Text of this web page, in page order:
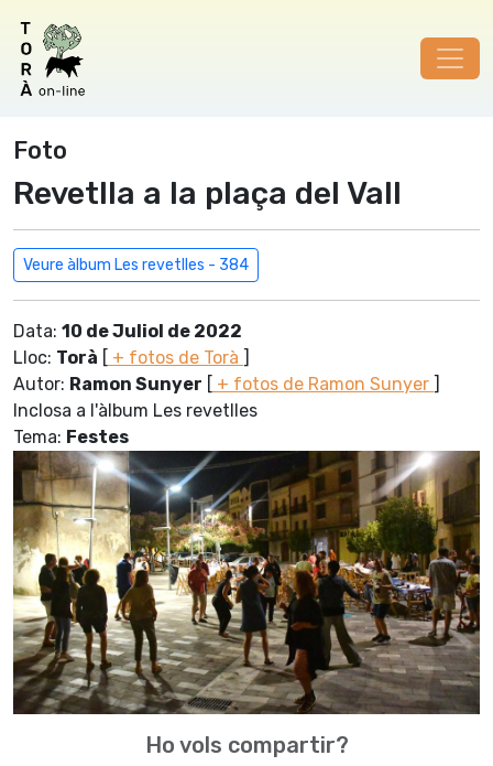
Foto
Revetlla a la plaça del Vall
Veure àlbum Les revetlles - 384
Data: 10 de Juliol de 2022
Lloc: Torà [ + fotos de Torà ]
Autor: Ramon Sunyer [ + fotos de Ramon Sunyer ]
Inclosa a l'àlbum Les revetlles
Tema: Festes
Ho vols compartir?